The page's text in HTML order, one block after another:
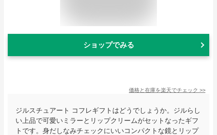
ショップでみる
価格と在庫を楽天でチェック >>
ジルスチュアート コフレギフトはどうでしょうか。ジルらし
い上品で可愛いミラーとリップクリームがセットなったギフ
トです。身だしなみチェックにいいコンパクトな鏡とリップ